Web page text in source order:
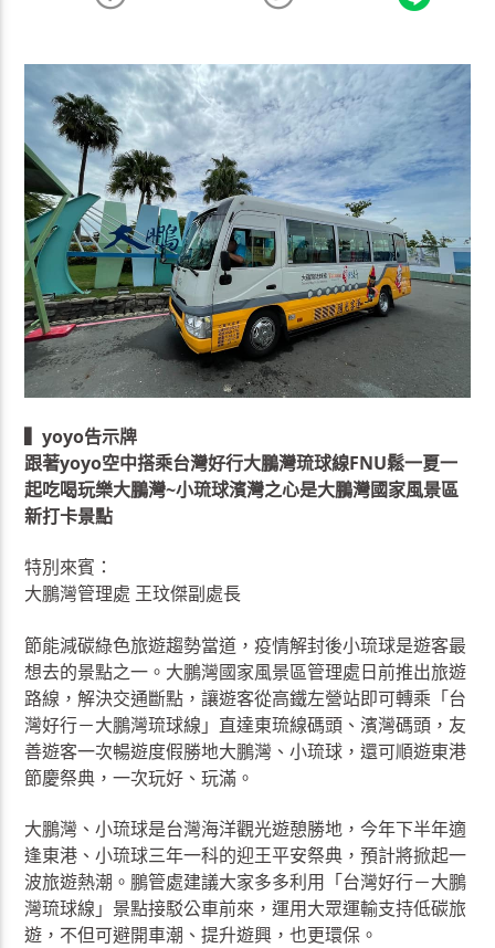
▍yoyo告示牌
跟著yoyo空中搭乘台灣好行大鵬灣琉球線FNU鬆一夏一
起吃喝玩樂大鵬灣~小琉球濱灣之心是大鵬灣國家風景區
新打卡景點
特別來賓：
大鵬灣管理處 王玟傑副處長
節能減碳綠色旅遊趨勢當道，疫情解封後小琉球是遊客最
想去的景點之一。大鵬灣國家風景區管理處日前推出旅遊
路線，解決交通斷點，讓遊客從高鐵左營站即可轉乘「台
灣好行－大鵬灣琉球線」直達東琉線碼頭、濱灣碼頭，友
善遊客一次暢遊度假勝地大鵬灣、小琉球，還可順遊東港
節慶祭典，一次玩好、玩滿。
大鵬灣、小琉球是台灣海洋觀光遊憩勝地，今年下半年適
逢東港、小琉球三年一科的迎王平安祭典，預計將掀起一
波旅遊熱潮。鵬管處建議大家多多利用「台灣好行－大鵬
灣琉球線」景點接駁公車前來，運用大眾運輸支持低碳旅
遊，不但可避開車潮、提升遊興，也更環保。